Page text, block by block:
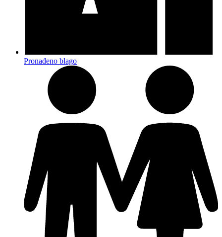
Pronađeno blago